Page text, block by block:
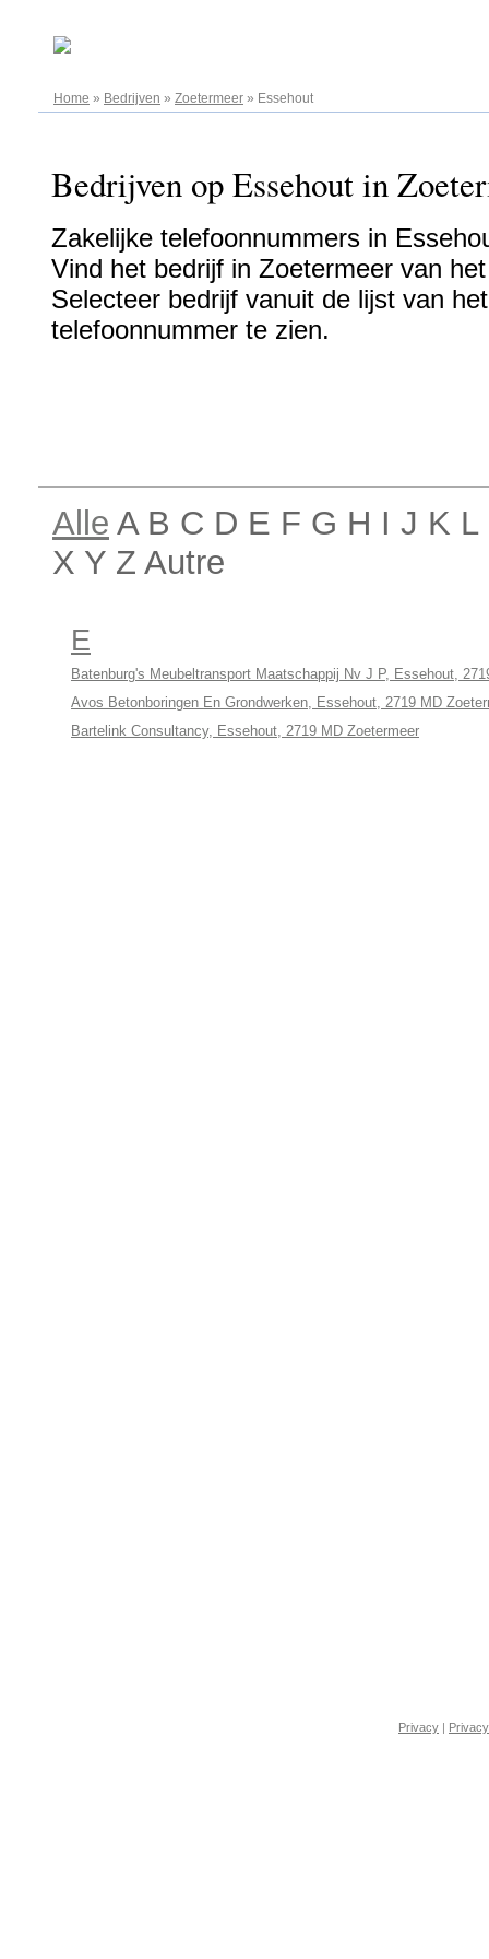
Home » Bedrijven » Zoetermeer » Essehout
Bedrijven op Essehout in
Zakelijke telefoonnummers in
Vind het bedrijf in Zoetermeer van
Selecteer bedrijf vanuit de lijst van
telefoonnummer te zien.
Alle A B C D E F G H I J K
X Y Z Autre
E
Batenburg's Meubeltransport Maatschappij Nv J P, Essehout,
Avos Betonboringen En Grondwerken, Essehout, 2719 MD
Bartelink Consultancy, Essehout, 2719 MD Zoetermeer
Privacy |